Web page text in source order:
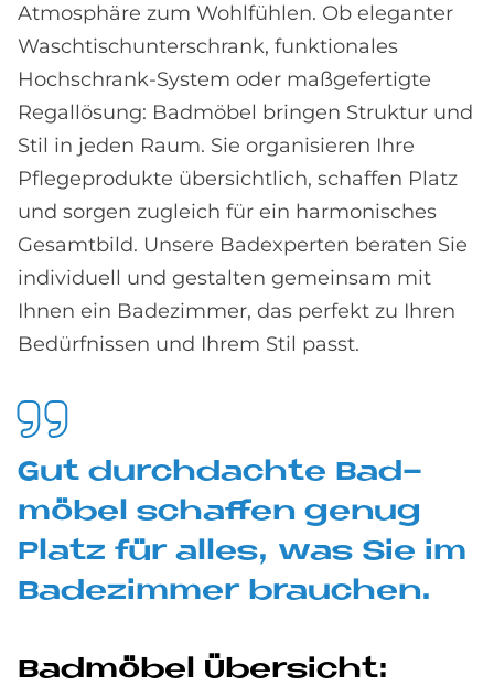
Atmosphäre zum Wohlfühlen. Ob eleganter
Waschtischunterschrank, funktionales
Hochschrank-System oder maßgefertigte
Regallösung: Badmöbel bringen Struktur und
Stil in jeden Raum. Sie organisieren Ihre
Pflegeprodukte übersichtlich, schaffen Platz
und sorgen zugleich für ein harmonisches
Gesamtbild. Unsere Badexperten beraten Sie
individuell und gestalten gemeinsam mit
Ihnen ein Badezimmer, das perfekt zu Ihren
Bedürfnissen und Ihrem Stil passt.
Gut durch­dach­te Bad­
mö­bel schaf­fen ge­n­ug
Pla­tz für al­les, was Sie im
Ba­de­zim­mer brau­chen.
Bad­mö­bel Über­si­cht: